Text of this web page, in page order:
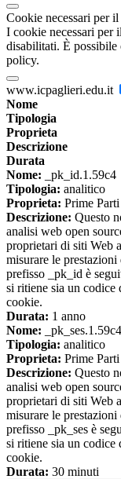
Cookie necessari per
I cookie necessari per
disabilitati. È possibile
policy.
www.icpaglieri.edu.it
Nome
Tipologia
Proprieta
Descrizione
Durata
Nome: _pk_id.1.59c4
Tipologia: analitico
Proprieta: Prime Parti
Descrizione: Questo
analisi web open
proprietari di siti Web
misurare le
prefisso _pk_id è
si ritiene sia un
cookie.
Durata: 1 anno
Nome: _pk_ses.1.59c4
Tipologia: analitico
Proprieta: Prime Parti
Descrizione: Questo
analisi web open
proprietari di siti Web
misurare le
prefisso _pk_ses è
si ritiene sia un
cookie.
Durata: 30 minuti